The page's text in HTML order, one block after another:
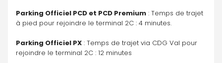
Parking Officiel PCD et PCD Premium : Temps de trajet
à pied pour rejoindre le terminal 2C : 4 minutes.
Parking Officiel PX : Temps de trajet via CDG Val pour
rejoindre le terminal 2C : 12 minutes